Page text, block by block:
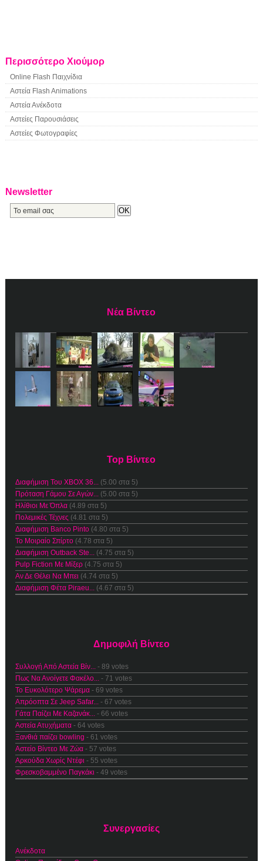
Περισσότερο Χιούμορ
Online Flash Παιχνίδια
Αστεία Flash Animations
Αστεία Ανέκδοτα
Αστείες Παρουσιάσεις
Αστείες Φωτογραφίες
Newsletter
Νέα Βίντεο
Top Βίντεο
Διαφήμιση Του XBOX 36...
(5.00 στα 5)
Πρόταση Γάμου Σε Αγών...
(5.00 στα 5)
Ηλίθιοι Με Όπλα (4.89 στα 5)
Πολεμικές Τέχνες (4.81 στα 5)
Διαφήμιση Banco Pinto (4.80 στα 5)
Το Μοιραίο Σπίρτο (4.78 στα 5)
Διαφήμιση Outback Ste...
(4.75 στα 5)
Pulp Fiction Με Μίξερ (4.75 στα 5)
Αν Δε Θέλει Να Μπει (4.74 στα 5)
Διαφήμιση Φέτα Piraeu...
(4.67 στα 5)
Δημοφιλή Βίντεο
Συλλογή Από Αστεία Βίν... - 89 votes
Πως Να Ανοίγετε Φακέλο... - 71 votes
Το Ευκολότερο Ψάρεμα - 69 votes
Απρόοπτα Σε Jeep Safar... - 67 votes
Γάτα Παίζει Με Καζανάκ... - 66 votes
Αστεία Ατυχήματα - 64 votes
Ξανθιά παίζει bowling - 61 votes
Αστείο Βίντεο Με Ζώα - 57 votes
Αρκούδα Χωρίς Ντέφι - 55 votes
Φρεσκοβαμμένο Παγκάκι - 49 votes
Συνεργασίες
Ανέκδοτα